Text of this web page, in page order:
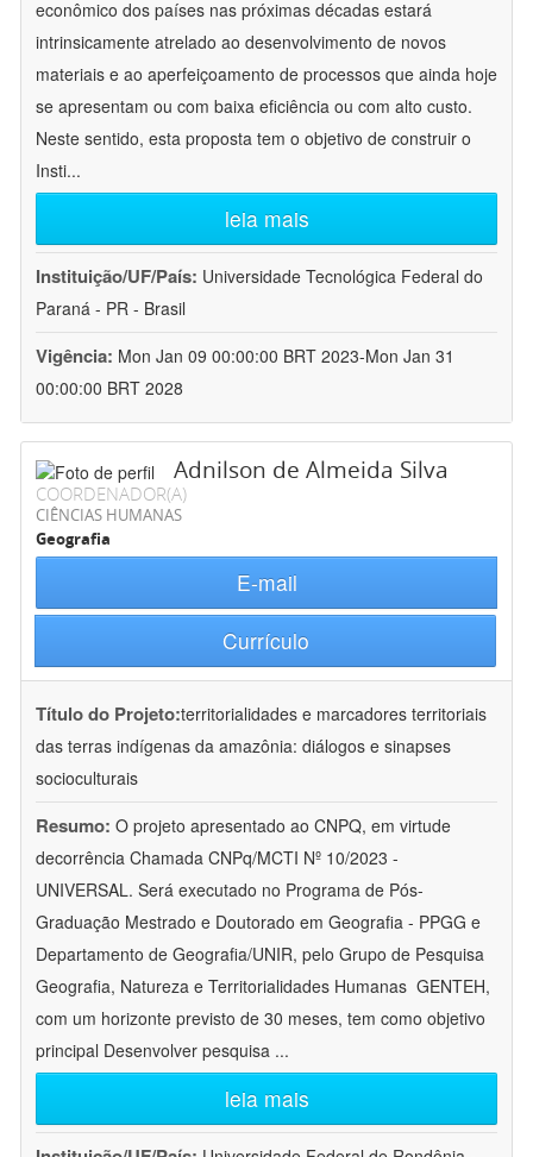
econômico dos países nas próximas décadas estará
intrinsicamente atrelado ao desenvolvimento de novos
materiais e ao aperfeiçoamento de processos que ainda hoje
se apresentam ou com baixa eficiência ou com alto custo.
Neste sentido, esta proposta tem o objetivo de construir o
Insti...
leia mais
Instituição/UF/País: Universidade Tecnológica Federal do
Paraná - PR - Brasil
Vigência: Mon Jan 09 00:00:00 BRT 2023-Mon Jan 31
00:00:00 BRT 2028
Adnilson de Almeida Silva
COORDENADOR(A)
CIÊNCIAS HUMANAS
Geografia
E-mail
Currículo
Título do Projeto:territorialidades e marcadores territoriais
das terras indígenas da amazônia: diálogos e sinapses
socioculturais
Resumo: O projeto apresentado ao CNPQ, em virtude
decorrência Chamada CNPq/MCTI Nº 10/2023 -
UNIVERSAL. Será executado no Programa de Pós-
Graduação Mestrado e Doutorado em Geografia - PPGG e
Departamento de Geografia/UNIR, pelo Grupo de Pesquisa
Geografia, Natureza e Territorialidades Humanas  GENTEH,
com um horizonte previsto de 30 meses, tem como objetivo
principal Desenvolver pesquisa ...
leia mais